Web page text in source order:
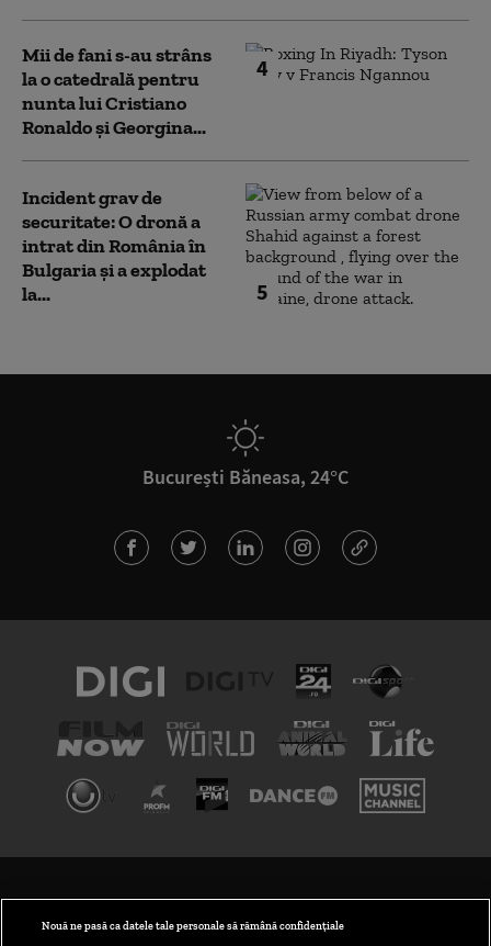
4
Mii de fani s-au strâns
la o catedrală pentru
nunta lui Cristiano
Ronaldo şi Georgina...
5
Incident grav de
securitate: O dronă a
intrat din România în
Bulgaria şi a explodat
la...
București Băneasa, 24°C
Nouă ne pasă ca datele tale personale să rămână confidențiale